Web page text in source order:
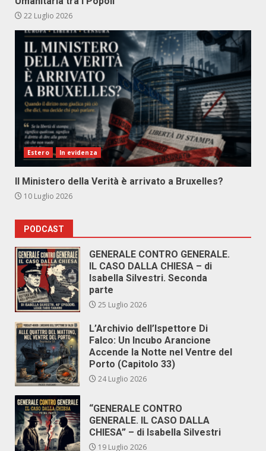
22 Luglio 2026
Estero In evidenza
Il Ministero della Verità è arrivato a Bruxelles?
10 Luglio 2026
PODCAST
GENERALE CONTRO GENERALE.
IL CASO DALLA CHIESA – di
Isabella Silvestri. Seconda
parte
25 Luglio 2026
L’Archivio dell’Ispettore Di
Falco: Un Incubo Arancione
Accende la Notte nel Ventre del
Porto (Capitolo 33)
24 Luglio 2026
“GENERALE CONTRO
GENERALE. IL CASO DALLA
CHIESA” – di Isabella Silvestri
19 Luglio 2026